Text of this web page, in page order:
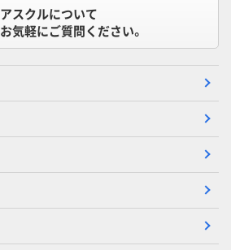
アスクルについて
お気軽にご質問ください。